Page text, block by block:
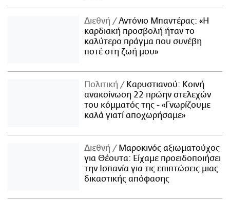
Διεθνή
Αντόνιο Μπαντέρας: «Η
καρδιακή προσβολή ήταν το
καλύτερο πράγμα που συνέβη
ποτέ στη ζωή μου»
Πολιτική
Καρυστιανού: Κοινή
ανακοίνωση 22 πρώην στελεχών
του κόμματός της - «Γνωρίζουμε
καλά γιατί αποχωρήσαμε»
Διεθνή
Μαροκινός αξιωματούχος
για Θέουτα: Είχαμε προειδοποιήσει
την Ισπανία για τις επιπτώσεις μιας
δικαστικής απόφασης